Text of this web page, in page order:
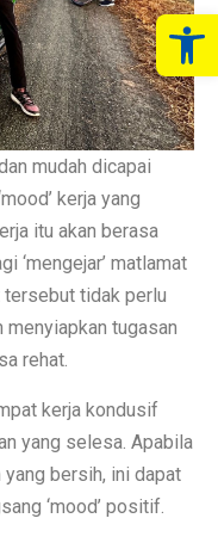
mudah dicapai
kerja yang
itu akan berasa
‘mengejar’ matlamat
tidak perlu
menyiapkan tugasan
rehat.
kerja kondusif
yang selesa. Apabila
bersih, ini dapat
‘mood’ positif.